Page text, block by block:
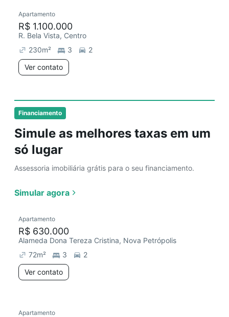
Financiamento
Simule as melhores taxas em um
só lugar
Assessoria imobiliária grátis para o seu financiamento.
Simular agora
Apartamento
R$ 1.100.000
R. Bela Vista, Centro
230m² 3
2
Ver contato
Apartamento
R$ 630.000
Alameda Dona Tereza Cristina, Nova Petrópolis
72m² 3
2
Ver contato
Apartamento